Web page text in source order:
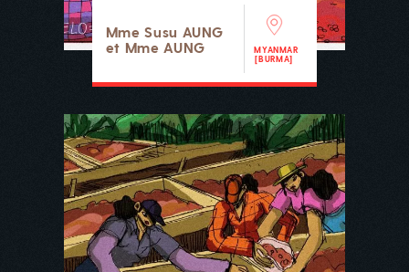
Mme Susu AUNG
et Mme AUNG
MYANMAR
[BURMA]